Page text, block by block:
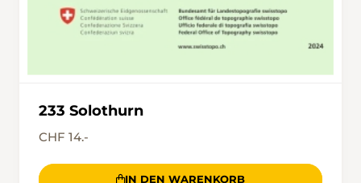
233 Solothurn
CHF 14.-
IN DEN WARENKORB